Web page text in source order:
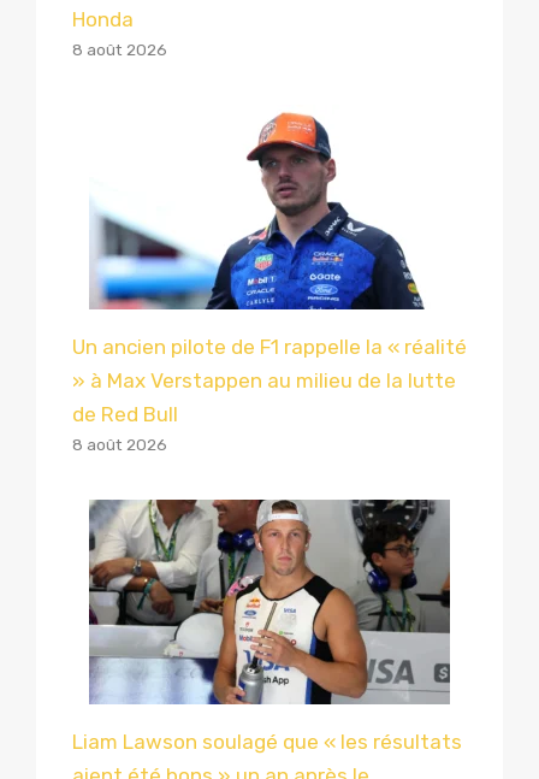
Honda
8 août 2026
Un ancien pilote de F1 rappelle la « réalité
» à Max Verstappen au milieu de la lutte
de Red Bull
8 août 2026
Liam Lawson soulagé que « les résultats